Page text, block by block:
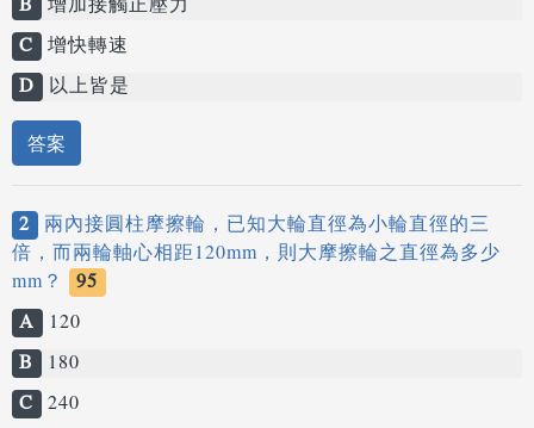
B 增加接觸正壓力
C 增快轉速
D 以上皆是
答案
2 兩內接圓柱摩擦輪，已知大輪直徑為小輪直徑的三
倍，而兩輪軸心相距120mm，則大摩擦輪之直徑為多少
mm？
95
A
120
B
180
C 240